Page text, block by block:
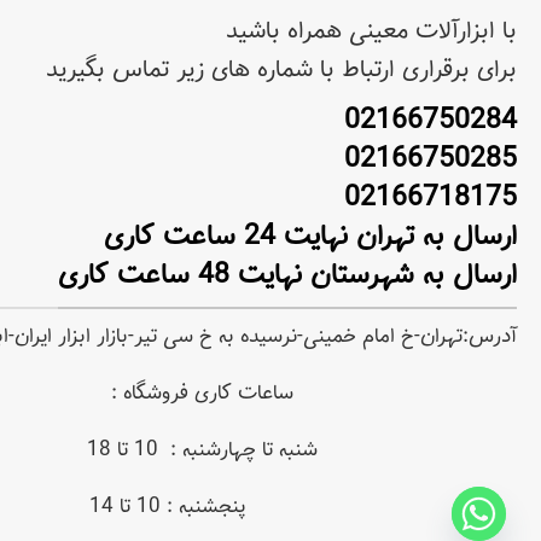
با ابزارآلات معینی همراه باشید
برای برقراری ارتباط با شماره های زیر تماس بگیرید
02166750284
02166750285
02166718175
ارسال به تهران نهایت 24 ساعت کاری
ارسال به شهرستان نهایت 48 ساعت کاری
آدرس:تهران-خ امام خمینی-نرسیده به خ سی تیر-بازار ابزار
ساعات کاری فروشگاه :
شنبه تا چهارشنبه : 10 تا 18
پنجشنبه : 10 تا 14